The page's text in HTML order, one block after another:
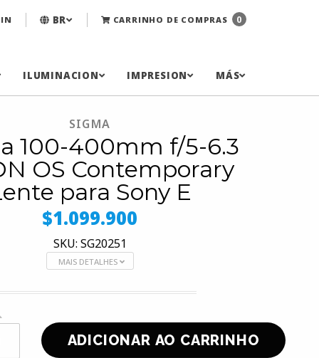
BR CARRINHO DE COMPRAS 0
ILUMINACION IMPRESION MÁS
SIGMA
100-400mm f/5-6.3
OS Contemporary
para Sony E
$1.099.900
SKU: SG20251
MAIS DETALHES